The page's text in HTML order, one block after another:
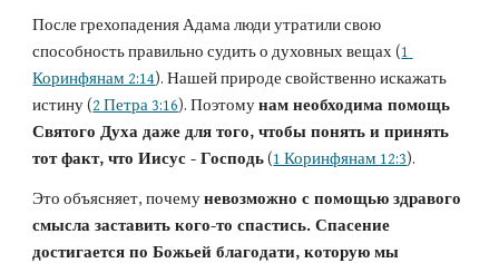
После грехопадения Адама люди утратили свою
способность правильно судить о духовных вещах (1
Коринфянам 2:14). Нашей природе свойственно искажать
истину (2 Петра 3:16). Поэтому нам необходима помощь
Святого Духа даже для того, чтобы понять и принять
тот факт, что Иисус - Господь (1 Коринфянам 12:3).
Это объясняет, почему невозможно с помощью здравого
смысла заставить кого-то спастись. Спасение
достигается по Божьей благодати, которую мы